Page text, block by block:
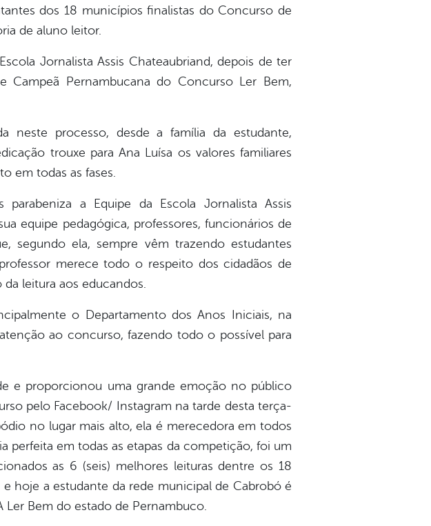
dos 18 municípios finalistas do Concurso de
de aluno leitor.
Jornalista Assis Chateaubriand, depois de ter
Campeã Pernambucana do Concurso Ler Bem,
neste processo, desde a família da estudante,
trouxe para Ana Luísa os valores familiares
em todas as fases.
parabeniza a Equipe da Escola Jornalista Assis
equipe pedagógica, professores, funcionários de
segundo ela, sempre vêm trazendo estudantes
merece todo o respeito dos cidadãos de
leitura aos educandos.
o Departamento dos Anos Iniciais, na
ao concurso, fazendo todo o possível para
e proporcionou uma grande emoção no público
pelo Facebook/ Instagram na tarde desta terça-
no lugar mais alto, ela é merecedora em todos
perfeita em todas as etapas da competição, foi um
as 6 (seis) melhores leituras dentre os 18
hoje a estudante da rede municipal de Cabrobó é
Bem do estado de Pernambuco.